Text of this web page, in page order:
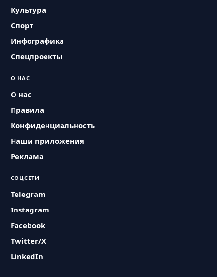
Культура
Спорт
Инфографика
Спецпроекты
О НАС
О нас
Правила
Конфиденциальность
Наши приложения
Реклама
СОЦСЕТИ
Telegram
Instagram
Facebook
Twitter/X
LinkedIn